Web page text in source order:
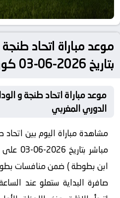
موعد مباراة اتحاد
بتاريخ 2026-06-03 كورة لايف | koora live
موعد مباراة اتحاد طنجة و
الدوري المغربي
مشاهدة مباراة اليوم بين
مباشر
ابن بطوطة ) ضمن منافسات